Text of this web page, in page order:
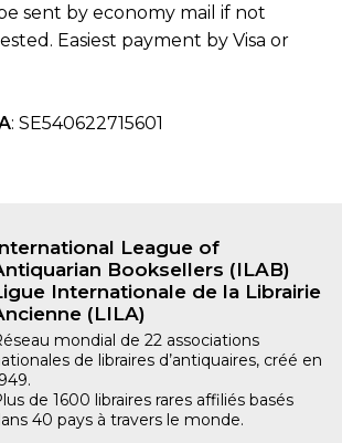
sent by economy mail if not
Easiest payment by Visa or
: SE540622715601
League of
Booksellers (ILAB)
Internationale de la Librairie
(LILA)
mondial de 22 associations
de libraires d’antiquaires, créé en
de 1600 libraires rares affiliés basés
40 pays à travers le monde.